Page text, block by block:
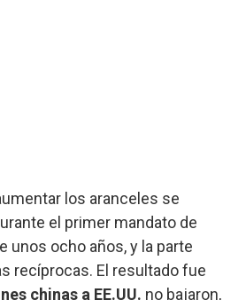
los aranceles se
el primer mandato de
unos ocho años, y la parte
recíprocas. El resultado fue
chinas a EE.UU. no bajaron,